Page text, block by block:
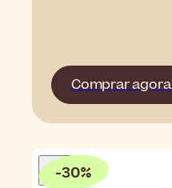
Comprar agora
-30%